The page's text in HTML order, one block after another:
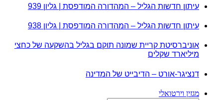
עיתון חדשות הגליל – המהדורה המודפסת | גליון 939
עיתון חדשות הגליל – המהדורה המודפסת | גליון 938
אוניברסיטת קריית שמונה תוקם בגליל בהשקעה של כחצי
מיליארד שקלים
דנציגר-אורט – הדיבייט של המדינה
מגזין וירטואלי